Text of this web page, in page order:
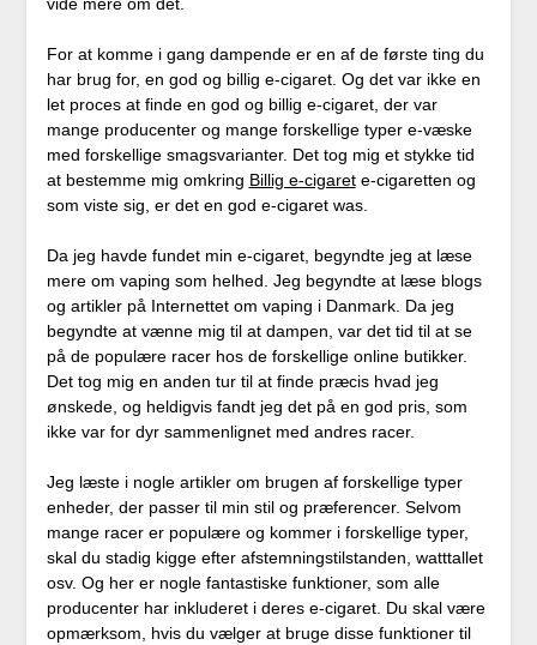
For at komme i gang dampende er en af de første ting du
har brug for, en god og billig e-cigaret. Og det var ikke en
let proces at finde en god og billig e-cigaret, der var
mange producenter og mange forskellige typer e-væske
med forskellige smagsvarianter. Det tog mig et stykke tid
at bestemme mig omkring Billig e-cigarete-cigaretten og
som viste sig, er det en god e-cigaret was.
Da jeg havde fundet min e-cigaret, begyndte jeg at læse
mere om vaping som helhed. Jeg begyndte at læse blogs
og artikler på Internettet om vaping i Danmark. Da jeg
begyndte at vænne mig til at dampen, var det tid til at se
på de populære racer hos de forskellige online butikker.
Det tog mig en anden tur til at finde præcis hvad jeg
ønskede, og heldigvis fandt jeg det på en god pris, som
ikke var for dyr sammenlignet med andres racer.
Jeg læste i nogle artikler om brugen af forskellige typer
enheder, der passer til min stil og præferencer. Selvom
mange racer er populære og kommer i forskellige typer,
skal du stadig kigge efter afstemningstilstanden, watttallet
osv. Og her er nogle fantastiske funktioner, som alle
producenter har inkluderet i deres e-cigaret. Du skal være
opmærksom, hvis du vælger at bruge disse funktioner til